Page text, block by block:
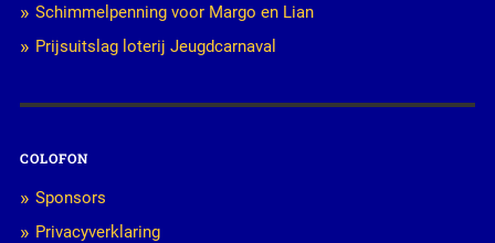
Schimmelpenning voor Margo en Lian
Prijsuitslag loterij Jeugdcarnaval
COLOFON
Sponsors
Privacyverklaring